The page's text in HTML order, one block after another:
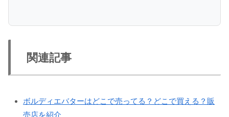
関連記事
ボルディエバターはどこで売ってる？どこで買える？販
売店を紹介